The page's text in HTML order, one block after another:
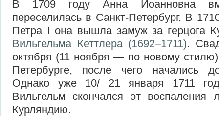
В 1709 году Анна Иоанновна
переселилась в Санкт-Петербург. В
Петра I она вышла замуж за герцога
Вильгельма Кеттлера (1692–1711).
октября (11 ноября — по новому
Петербурге, после чего начались
Однако уже 10/ 21 января 1711
Вильгельм скончался от воспаления
Курляндию.